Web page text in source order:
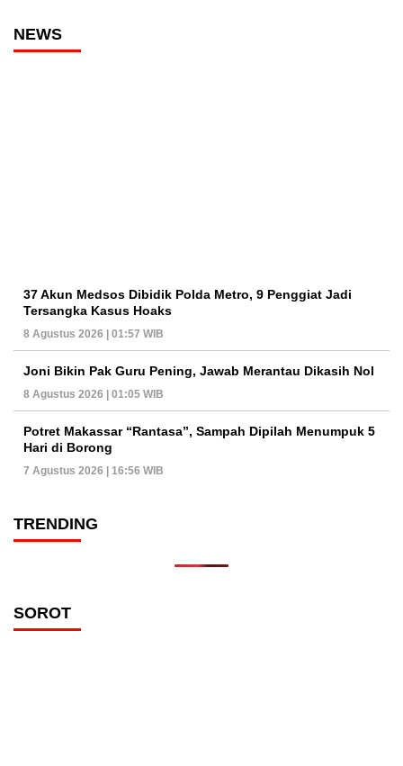
NEWS
37 Akun Medsos Dibidik Polda Metro, 9 Penggiat Jadi
Tersangka Kasus Hoaks
8 Agustus 2026 | 01:57 WIB
Joni Bikin Pak Guru Pening, Jawab Merantau Dikasih Nol
8 Agustus 2026 | 01:05 WIB
Potret Makassar “Rantasa”, Sampah Dipilah Menumpuk 5
Hari di Borong
7 Agustus 2026 | 16:56 WIB
TRENDING
SOROT